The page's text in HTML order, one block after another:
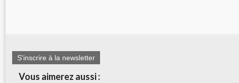
S'inscrire à la newsletter
Vous aimerez aussi :